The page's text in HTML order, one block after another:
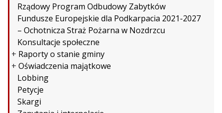
Rządowy Program Odbudowy Zabytków
Fundusze Europejskie dla Podkarpacia 2021-2027
– Ochotnicza Straż Pożarna w Nozdrzcu
Konsultacje społeczne
+ Raporty o stanie gminy
+ Oświadczenia majątkowe
Lobbing
Petycje
Skargi